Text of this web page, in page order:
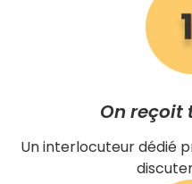
On reçoit
Un interlocuteur dédié